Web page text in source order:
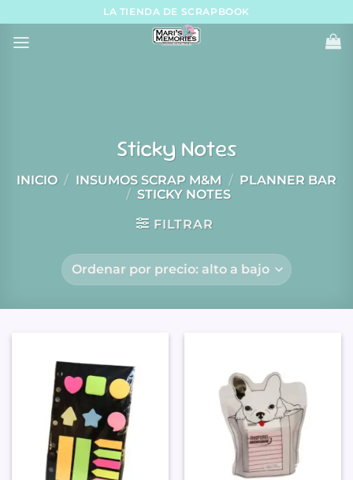
to
content
LA TIENDA DE SCRAPBOOK
Sticky Notes
INICIO / INSUMOS SCRAP M&M / PLANNER BAR
/ STICKY NOTES
FILTRAR